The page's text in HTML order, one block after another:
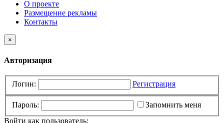
О проекте
Размещение рекламы
Контакты
×
Авторизация
Логин: Регистрация
Пароль:
Запомнить меня
Войти как пользователь: